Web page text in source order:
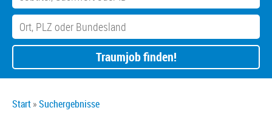
Traumjob finden!
Start Suchergebnisse